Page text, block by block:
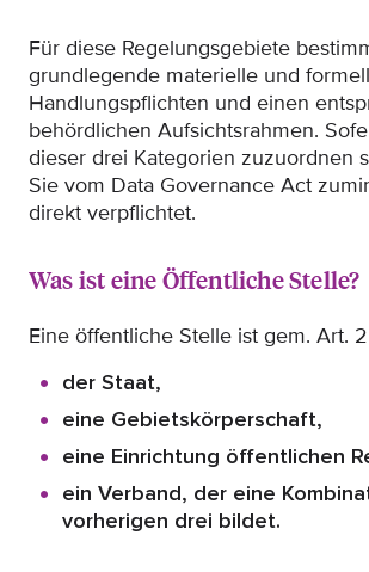
Sanktionen
Fragen?
Für diese Regelungsgebiete
grundlegende materielle und
Handlungspflichten und einen
behördlichen Aufsichtsrahmen.
dieser drei Kategorien zuzuordnen
Sie vom Data Governance Act
direkt verpflichtet.
Was ist eine Öffentliche Stelle?
Eine öffentliche Stelle ist gem. Art.
der Staat,
eine Gebietskörperschaft,
eine Einrichtung öffentlichen
ein Verband, der eine
vorherigen drei bildet.